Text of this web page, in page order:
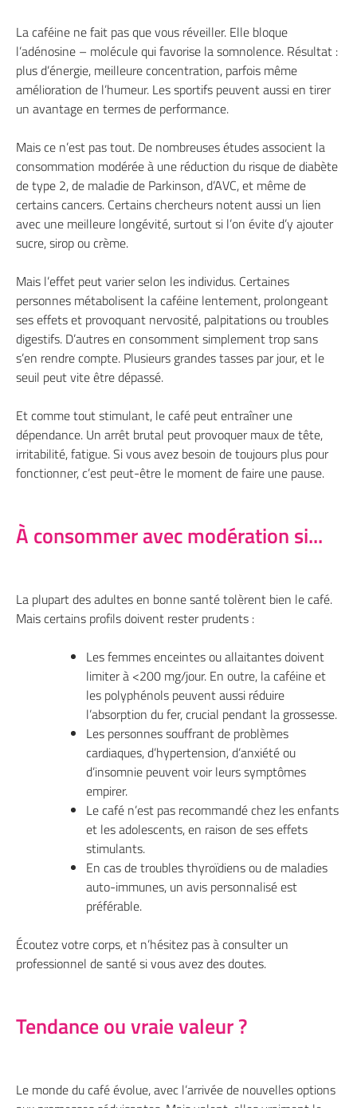
La caféine ne fait pas que vous réveiller. Elle bloque
l’adénosine – molécule qui favorise la somnolence. Résultat :
plus d’énergie, meilleure concentration, parfois même
amélioration de l’humeur. Les sportifs peuvent aussi en tirer
un avantage en termes de performance.
Mais ce n’est pas tout. De nombreuses études associent la
consommation modérée à une réduction du risque de diabète
de type 2, de maladie de Parkinson, d’AVC, et même de
certains cancers. Certains chercheurs notent aussi un lien
avec une meilleure longévité, surtout si l’on évite d’y ajouter
sucre, sirop ou crème.
Mais l’effet peut varier selon les individus. Certaines
personnes métabolisent la caféine lentement, prolongeant
ses effets et provoquant nervosité, palpitations ou troubles
digestifs. D’autres en consomment simplement trop sans
s’en rendre compte. Plusieurs grandes tasses par jour, et le
seuil peut vite être dépassé.
Et comme tout stimulant, le café peut entraîner une
dépendance. Un arrêt brutal peut provoquer maux de tête,
irritabilité, fatigue. Si vous avez besoin de toujours plus pour
fonctionner, c’est peut-être le moment de faire une pause.
À consommer avec modération si...
La plupart des adultes en bonne santé tolèrent bien le café.
Mais certains profils doivent rester prudents :
Les femmes enceintes ou allaitantes doivent
limiter à <200 mg/jour. En outre, la caféine et
les polyphénols peuvent aussi réduire
l’absorption du fer, crucial pendant la grossesse.
Les personnes souffrant de problèmes
cardiaques, d’hypertension, d’anxiété ou
d’insomnie peuvent voir leurs symptômes
empirer.
Le café n’est pas recommandé chez les enfants
et les adolescents, en raison de ses effets
stimulants.
En cas de troubles thyroïdiens ou de maladies
auto-immunes, un avis personnalisé est
préférable.
Écoutez votre corps, et n’hésitez pas à consulter un
professionnel de santé si vous avez des doutes.
Tendance ou vraie valeur ?
Le monde du café évolue, avec l’arrivée de nouvelles options